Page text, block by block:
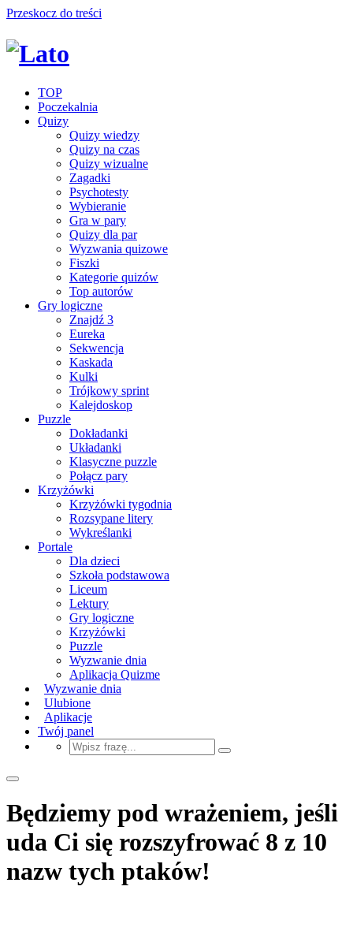
Przeskocz do treści
TOP
Poczekalnia
Quizy
Quizy wiedzy
Quizy na czas
Quizy wizualne
Zagadki
Psychotesty
Wybieranie
Gra w pary
Quizy dla par
Wyzwania quizowe
Fiszki
Kategorie quizów
Top autorów
Gry logiczne
Znajdź 3
Eureka
Sekwencja
Kaskada
Kulki
Trójkowy sprint
Kalejdoskop
Puzzle
Dokładanki
Układanki
Klasyczne puzzle
Połącz pary
Krzyżówki
Krzyżówki tygodnia
Rozsypane litery
Wykreślanki
Portale
Dla dzieci
Szkoła podstawowa
Liceum
Lektury
Gry logiczne
Krzyżówki
Puzzle
Wyzwanie dnia
Aplikacja Quizme
Wyzwanie dnia
Ulubione
Aplikacje
Twój panel
Będziemy pod wrażeniem, jeśli
uda Ci się rozszyfrować 8 z 10
nazw tych ptaków!